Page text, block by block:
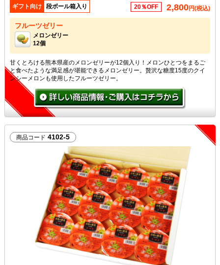
ギフト向け 段ボール箱入り 20％OFF 2,800円(税込)
フルーツゼリー
メロンゼリー
12個
甘くとろける熊本県産のメロンゼリーが12個入り！メロンひとつをまるご
と食べたような満足感が堪能できるメロンゼリー。贅沢な糖度15度のクイ
ンシーメロンも使用したフルーツゼリー。
商品コード 4102-5